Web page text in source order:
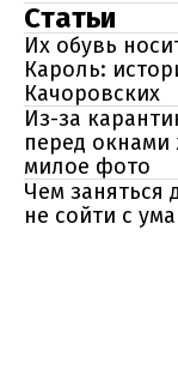
Статьи
Их обувь
Кароль:
Качоровских
Из-за
перед
милое фото
Чем заняться
не сойти с ума